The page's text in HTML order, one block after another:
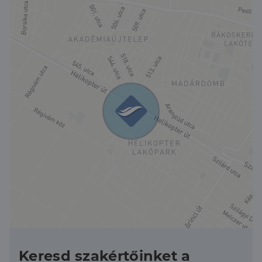
Az épület tégla építésű.
Fűtés az iroda helyiségekben padlófűtéssel és
Víz ellátás vezetékes vízről és központi fúrt kúttal
ellátott. Ipari áram elérhető 3x76 A.
M0 autópálya 15 perc távolságra.
További információkért hívjon bizalommal.
Keresd szakértőinket a